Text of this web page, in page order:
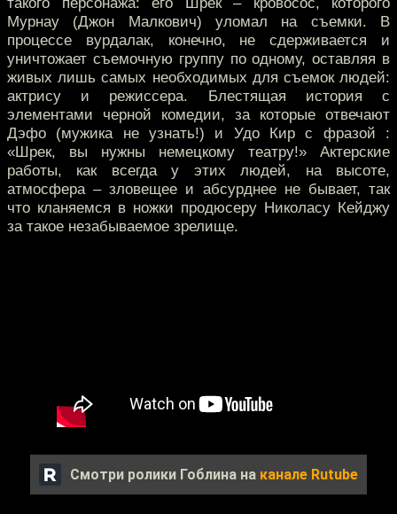
Мурнау (Джон Малкович) уломал на съемки. В
процессе вурдалак, конечно, не сдерживается и
уничтожает съемочную группу по одному, оставляя в
живых лишь самых необходимых для съемок людей:
актрису и режиссера. Блестящая история с
элементами черной комедии, за которые отвечают
Дэфо (мужика не узнать!) и Удо Кир с фразой :
«Шрек, вы нужны немецкому театру!» Актерские
работы, как всегда у этих людей, на высоте,
атмосфера – зловещее и абсурднее не бывает, так
что кланяемся в ножки продюсеру Николасу Кейджу
за такое незабываемое зрелище.
Смотри ролики Гоблина на канале Rutube